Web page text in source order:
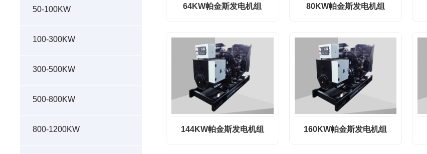
50-100KW
100-300KW
300-500KW
500-800KW
800-1200KW
64KW帕金斯发电机组 80KW帕金斯发电机组
144KW帕金斯发电机组 160KW帕金斯发电机组